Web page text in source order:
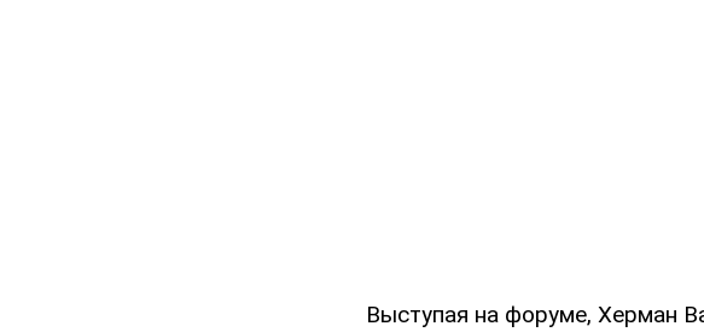
Выступая на форуме, Херман